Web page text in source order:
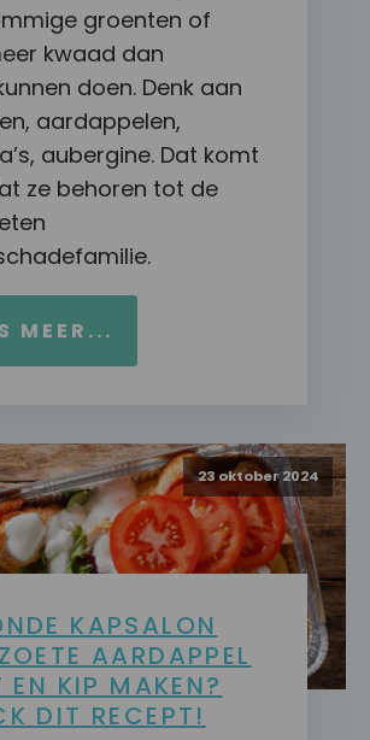
groenten of
kwaad dan
doen. Denk aan
aardappelen,
aubergine. Dat komt
ze behoren tot de
MEER...
23 oktober 2024
KAPSALON
AARDAPPEL
EN KIP MAKEN?
DIT RECEPT!